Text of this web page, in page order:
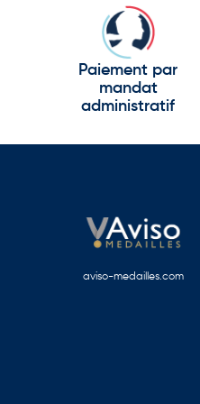
Paiement par
mandat
administratif
aviso-medailles.com